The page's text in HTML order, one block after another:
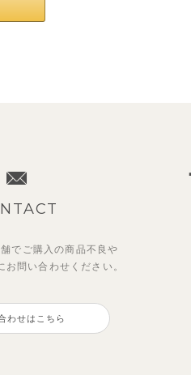
でご購入の商品不良や
お問い合わせください。
わせはこちら